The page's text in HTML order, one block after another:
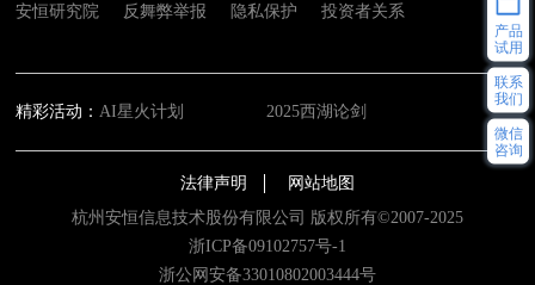
安恒研究院
反舞弊举报 隐私保护 投资者关系
精彩活动： AI星火计划 2025西湖论剑
法律声明
网站地图
杭州安恒信息技术股份有限公司 版权所有©2007-2025
浙ICP备09102757号-1
浙公网安备33010802003444号
产品
试用
联系
我们
微信
咨询